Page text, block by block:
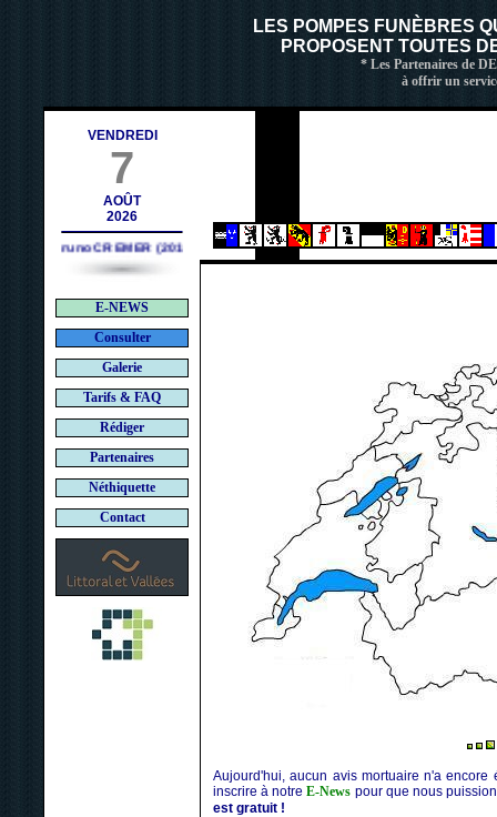
LES POMPES FUNÈBRES
PROPOSENT TOUTES
* Les Partenaires de
à offrir un
VENDREDI
7
AOÛT
2026
Bruno CREMER (2010)
E-NEWS
Consulter
Galerie
Tarifs & FAQ
Rédiger
Partenaires
Néthiquette
Contact
Aujourd'hui, aucun avis mortuaire n'a
inscrire à notreE-News pour que nous
est gratuit !